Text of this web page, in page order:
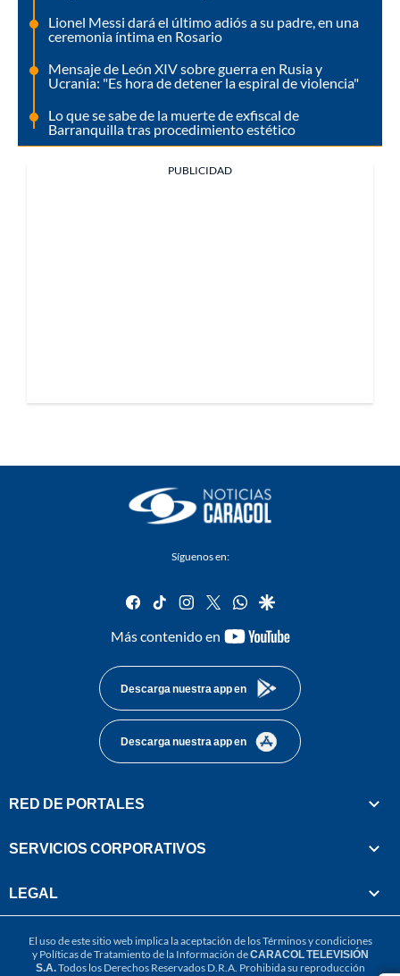
Lionel Messi dará el último adiós a su padre, en una
ceremonia íntima en Rosario
Mensaje de León XIV sobre guerra en Rusia y
Ucrania: "Es hora de detener la espiral de violencia"
Lo que se sabe de la muerte de exfiscal de
Barranquilla tras procedimiento estético
PUBLICIDAD
Síguenos en:
facebook
tiktok instagram
twitterwhatsapp
google
Más contenido en
youtube-
Descarga nuestra app en
Descarga nuestra app en
RED DE PORTALES
SERVICIOS CORPORATIVOS
LEGAL
El uso de este sitio web implica la aceptación de losTérminos y condiciones
y Políticas de Tratamiento de la Información deCARACOL TELEVISIÓN
S.A.Todos los Derechos Reservados D.R.A. Prohibida su reproducción